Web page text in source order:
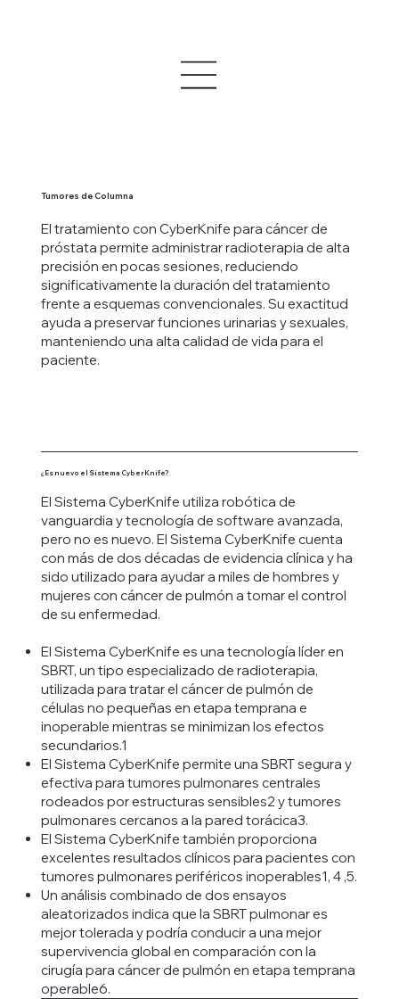
Tumores de Columna
El tratamiento con CyberKnife para cáncer de
próstata permite administrar radioterapia de alta
precisión en pocas sesiones, reduciendo
significativamente la duración del tratamiento
frente a esquemas convencionales. Su exactitud
ayuda a preservar funciones urinarias y sexuales,
manteniendo una alta calidad de vida para el
paciente.
¿Es nuevo el Sistema CyberKnife?
El Sistema CyberKnife utiliza robótica de
vanguardia y tecnología de software avanzada,
pero no es nuevo. El Sistema CyberKnife cuenta
con más de dos décadas de evidencia clínica y ha
sido utilizado para ayudar a miles de hombres y
mujeres con cáncer de pulmón a tomar el control
de su enfermedad.
El Sistema CyberKnife es una tecnología líder en
SBRT, un tipo especializado de radioterapia,
utilizada para tratar el cáncer de pulmón de
células no pequeñas en etapa temprana e
inoperable mientras se minimizan los efectos
secundarios.1
El Sistema CyberKnife permite una SBRT segura y
efectiva para tumores pulmonares centrales
rodeados por estructuras sensibles2 y tumores
pulmonares cercanos a la pared torácica3.
El Sistema CyberKnife también proporciona
excelentes resultados clínicos para pacientes con
tumores pulmonares periféricos inoperables1, 4 ,5.
Un análisis combinado de dos ensayos
aleatorizados indica que la SBRT pulmonar es
mejor tolerada y podría conducir a una mejor
supervivencia global en comparación con la
cirugía para cáncer de pulmón en etapa temprana
operable6.